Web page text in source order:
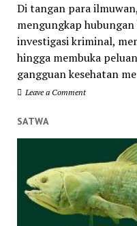
Di tangan para
mengungkap
investigasi kriminal,
hingga membuka
gangguan kesehatan
Leave a Comment
SATWA